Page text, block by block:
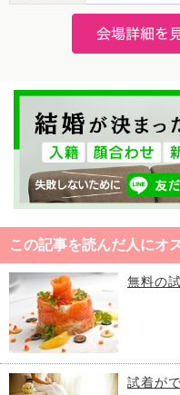
この記事を読んだ人にオ
無料の
試着が